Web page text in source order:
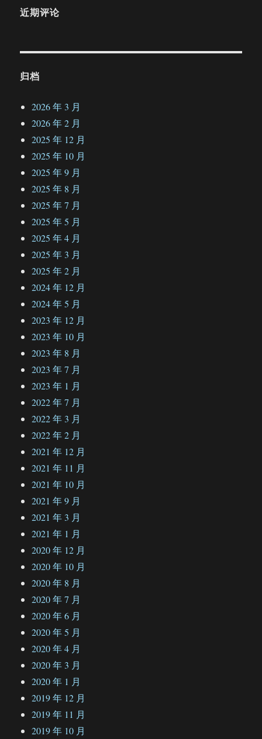
近期评论
归档
2026 年 3 月
2026 年 2 月
2025 年 12 月
2025 年 10 月
2025 年 9 月
2025 年 8 月
2025 年 7 月
2025 年 5 月
2025 年 4 月
2025 年 3 月
2025 年 2 月
2024 年 12 月
2024 年 5 月
2023 年 12 月
2023 年 10 月
2023 年 8 月
2023 年 7 月
2023 年 1 月
2022 年 7 月
2022 年 3 月
2022 年 2 月
2021 年 12 月
2021 年 11 月
2021 年 10 月
2021 年 9 月
2021 年 3 月
2021 年 1 月
2020 年 12 月
2020 年 10 月
2020 年 8 月
2020 年 7 月
2020 年 6 月
2020 年 5 月
2020 年 4 月
2020 年 3 月
2020 年 1 月
2019 年 12 月
2019 年 11 月
2019 年 10 月